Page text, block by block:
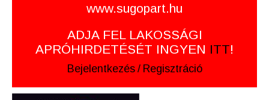
www.sugopart.hu
ADJA FEL LAKOSSÁGI
APRÓHIRDETÉSÉT INGYEN ITT!
Bejelentkezés / Regisztráció